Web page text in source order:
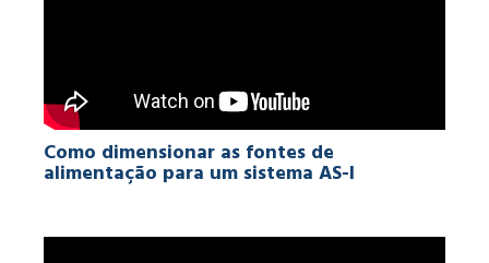
Como dimensionar as fontes de
alimentação para um sistema AS-I